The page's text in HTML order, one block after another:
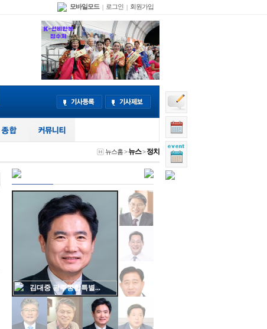
모바일모드 로그인 회원가입
뉴스홈>뉴스>정치
김대중 광주통합특별...